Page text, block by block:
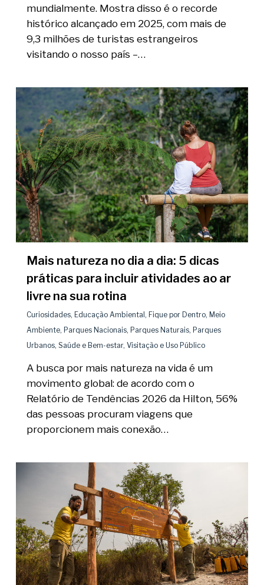
mundialmente. Mostra disso é o recorde
histórico alcançado em 2025, com mais de
9,3 milhões de turistas estrangeiros
visitando o nosso país –…
Mais natureza no dia a dia: 5 dicas
práticas para incluir atividades ao ar
livre na sua rotina
Curiosidades, Educação Ambiental , Fique por Dentro, Meio
Ambiente, Parques Nacionais, Parques Naturais, Parques
Urbanos, Saúde e Bem-estar, Visitação e Uso Público
A busca por mais natureza na vida é um
movimento global: de acordo com o
Relatório de Tendências 2026 da Hilton, 56%
das pessoas procuram viagens que
proporcionem mais conexão…